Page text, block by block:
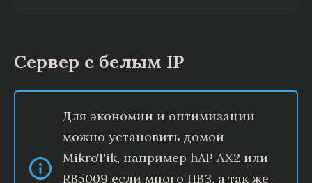
Сервер с белым IP
Для экономии и оптимизации
можно установить домой
MikroTik, например hAP AX2 или
RB5009 если много ПВЗ, а так же